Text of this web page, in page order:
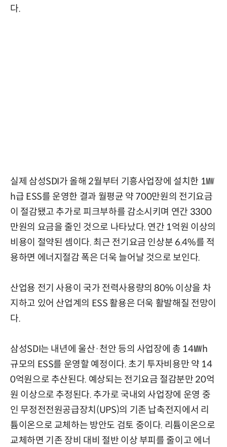
다.
실제 삼성SDI가 올해 2월부터 기흥사업장에 설치한 1㎿
h급 ESS를 운영한 결과 월평균 약 700만원의 전기요금
이 절감됐고 추가로 피크부하를 감소시키며 연간 3300
만원의 요금을 줄인 것으로 나타났다. 연간 1억원 이상의
비용이 절약된 셈이다. 최근 전기요금 인상분 6.4%를 적
용하면 에너지절감 폭은 더욱 늘어날 것으로 보인다.
산업용 전기 사용이 국가 전력사용량의 80% 이상을 차
지하고 있어 산업계의 ESS 활용은 더욱 활발해질 전망이
다.
삼성SDI는 내년에 울산·천안 등의 사업장에 총 14㎿h
규모의 ESS를 운영할 예정이다. 초기 투자비용만 약 14
0억원으로 추산된다. 예상되는 전기요금 절감분만 20억
원 이상으로 추정된다. 추가로 국내외 사업장에 운영 중
인 무정전전원공급장치(UPS)의 기존 납축전지에서 리
튬이온으로 교체하는 방안도 검토 중이다. 리튬이온으로
교체하면 기존 장비 대비 절반 이상 부피를 줄이고 에너